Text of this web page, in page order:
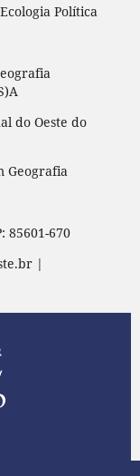
Política
do Oeste do
Geografia
85601-670
|